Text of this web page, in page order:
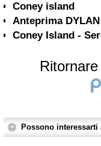
Coney island
Anteprima DYLAN
Coney Island -
Possono